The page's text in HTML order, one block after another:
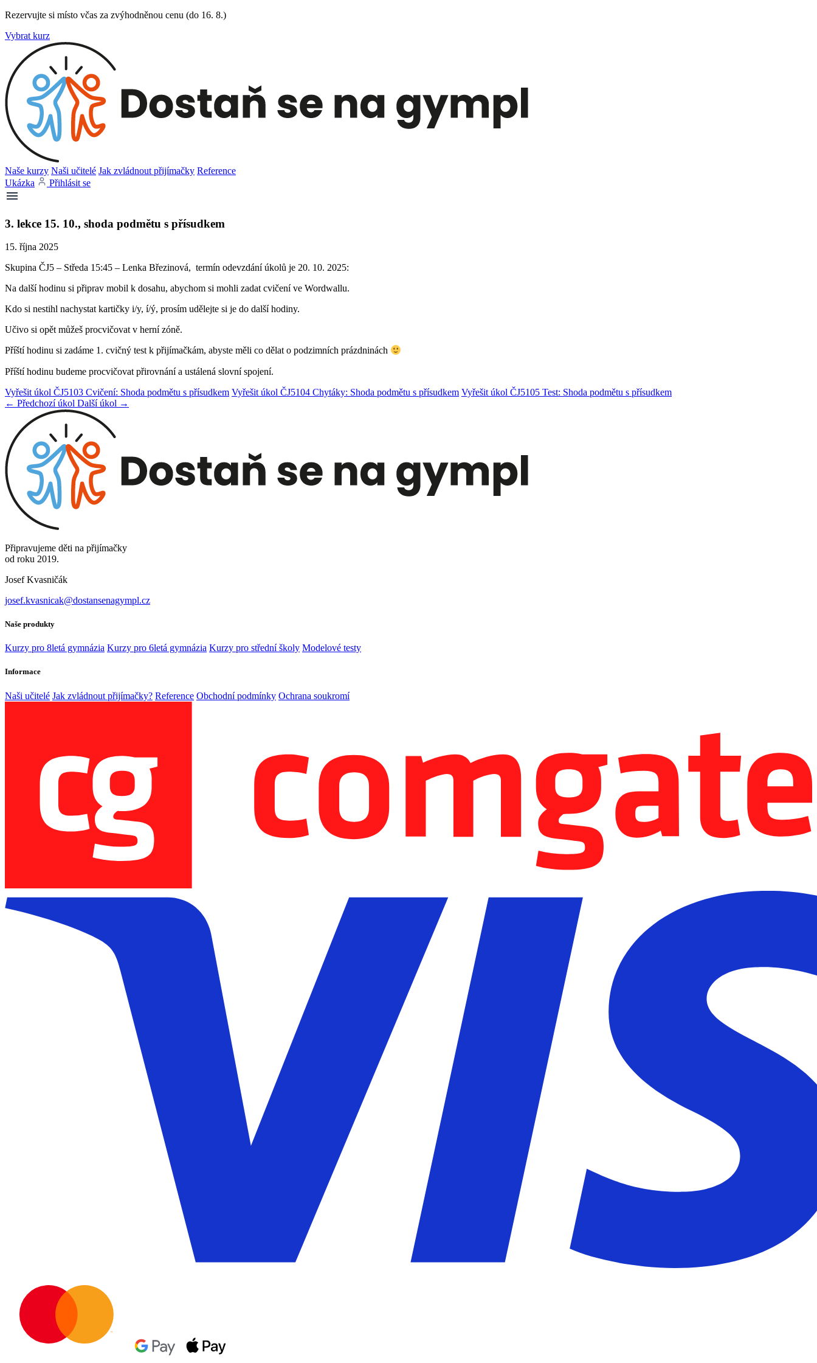
Rezervujte si místo včas za zvýhodněnou cenu (do 16. 8.)
Vybrat kurz
Naše kurzy Naši učitelé Jak zvládnout přijímačky Reference
Ukázka
Přihlásit se
3. lekce 15. 10., shoda podmětu s přísudkem
15. října 2025
Skupina ČJ5 – Středa 15:45 – Lenka Březinová, termín odevzdání úkolů je 20. 10. 2025:
Na další hodinu si připrav mobil k dosahu, abychom si mohli zadat cvičení ve Wordwallu.
Kdo si nestihl nachystat kartičky i/y, í/ý, prosím udělejte si je do další hodiny.
Učivo si opět můžeš procvičovat v herní zóně.
Příští hodinu si zadáme 1. cvičný test k přijímačkám, abyste měli co dělat o podzimních prázdninách
Příští hodinu budeme procvičovat přirovnání a ustálená slovní spojení.
Vyřešit úkol ČJ5103 Cvičení: Shoda podmětu s přísudkem Vyřešit úkol ČJ5104 Chytáky: Shoda podmětu s přísudkem Vyřešit úkol ČJ5105 Test: Shoda podmětu s přísudkem
← Předchozí úkol Další úkol →
Připravujeme děti na přijímačky
od roku 2019.
Josef Kvasničák
josef.kvasnicak@dostansenagympl.cz
Naše produkty
Kurzy pro 8letá gymnázia Kurzy pro 6letá gymnázia Kurzy pro střední školy Modelové testy
Informace
Naši učitelé Jak zvládnout přijímačky? Reference Obchodní podmínky Ochrana soukromí